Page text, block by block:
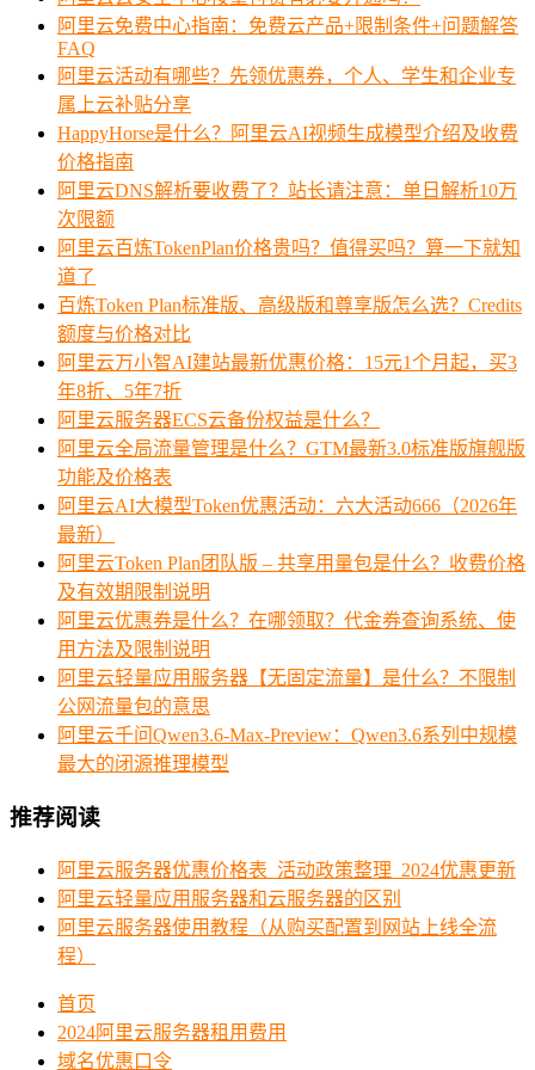
阿里云免费中心指南：免费云产品+限制条件+问题解答
FAQ
阿里云活动有哪些？先领优惠券，个人、学生和企业专
属上云补贴分享
HappyHorse是什么？阿里云AI视频生成模型介绍及收费
价格指南
阿里云DNS解析要收费了？站长请注意：单日解析10万
次限额
阿里云百炼TokenPlan价格贵吗？值得买吗？算一下就知
道了
百炼Token Plan标准版、高级版和尊享版怎么选？Credits
额度与价格对比
阿里云万小智AI建站最新优惠价格：15元1个月起，买3
年8折、5年7折
阿里云服务器ECS云备份权益是什么？
阿里云全局流量管理是什么？GTM最新3.0标准版旗舰版
功能及价格表
阿里云AI大模型Token优惠活动：六大活动666（2026年
最新）
阿里云Token Plan团队版 – 共享用量包是什么？收费价格
及有效期限制说明
阿里云优惠券是什么？在哪领取？代金券查询系统、使
用方法及限制说明
阿里云轻量应用服务器【无固定流量】是什么？不限制
公网流量包的意思
阿里云千问Qwen3.6-Max-Preview：Qwen3.6系列中规模
最大的闭源推理模型
推荐阅读
阿里云服务器优惠价格表_活动政策整理_2024优惠更新
阿里云轻量应用服务器和云服务器的区别
阿里云服务器使用教程（从购买配置到网站上线全流
程）
首页
2024阿里云服务器租用费用
域名优惠口令